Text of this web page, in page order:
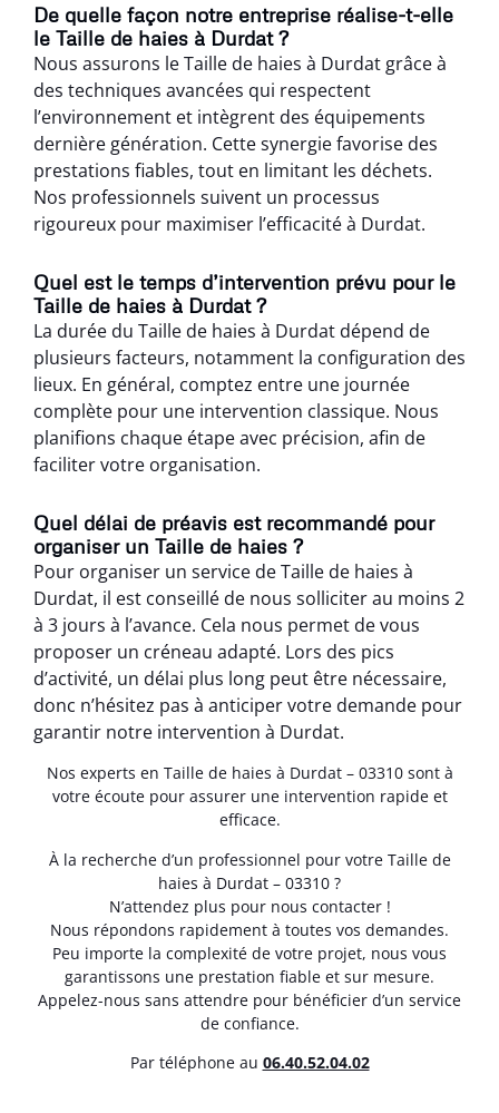
De quelle façon notre entreprise réalise-t-elle
le Taille de haies à Durdat ?
Nous assurons le Taille de haies à Durdat grâce à
des techniques avancées qui respectent
l’environnement et intègrent des équipements
dernière génération. Cette synergie favorise des
prestations fiables, tout en limitant les déchets.
Nos professionnels suivent un processus
rigoureux pour maximiser l’efficacité à Durdat.
Quel est le temps d’intervention prévu pour le
Taille de haies à Durdat ?
La durée du Taille de haies à Durdat dépend de
plusieurs facteurs, notamment la configuration des
lieux. En général, comptez entre une journée
complète pour une intervention classique. Nous
planifions chaque étape avec précision, afin de
faciliter votre organisation.
Quel délai de préavis est recommandé pour
organiser un Taille de haies ?
Pour organiser un service de Taille de haies à
Durdat, il est conseillé de nous solliciter au moins 2
à 3 jours à l’avance. Cela nous permet de vous
proposer un créneau adapté. Lors des pics
d’activité, un délai plus long peut être nécessaire,
donc n’hésitez pas à anticiper votre demande pour
garantir notre intervention à Durdat.
Nos experts en Taille de haies à Durdat – 03310 sont à
votre écoute pour assurer une intervention rapide et
efficace.
À la recherche d’un professionnel pour votre Taille de
haies à Durdat – 03310 ?
N’attendez plus pour nous contacter !
Nous répondons rapidement à toutes vos demandes.
Peu importe la complexité de votre projet, nous vous
garantissons une prestation fiable et sur mesure.
Appelez-nous sans attendre pour bénéficier d’un service
de confiance.
Par téléphone au 06.40.52.04.02